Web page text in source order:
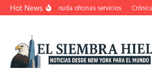
Saltar al contenido
Hot Newscierra y muda oficinas servicios